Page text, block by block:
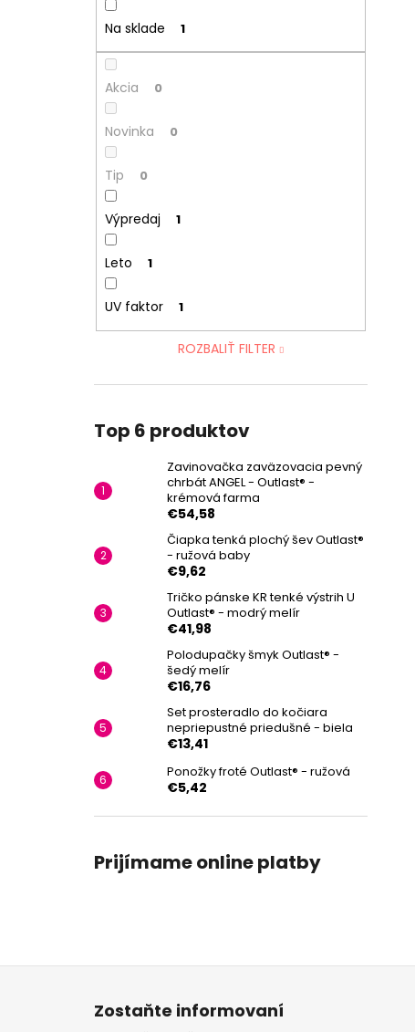
Na sklade 1
Akcia 0
Novinka 0
Tip 0
Výpredaj 1
Leto 1
UV faktor 1
ROZBALIŤ FILTER
Top 6 produktov
Zavinovačka zaväzovacia pevný
chrbát ANGEL - Outlast® -
krémová farma
€54,58
Čiapka tenká plochý šev Outlast®
- ružová baby
€9,62
Tričko pánske KR tenké výstrih U
Outlast® - modrý melír
€41,98
Polodupačky šmyk Outlast® -
šedý melír
€16,76
Set prosteradlo do kočiara
nepriepustné priedušné - biela
€13,41
Ponožky froté Outlast® - ružová
€5,42
Prijímame online platby
Zostaňte informovaní